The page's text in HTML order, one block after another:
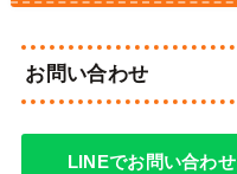
お問い合わせ
LINEでお問い合わせ